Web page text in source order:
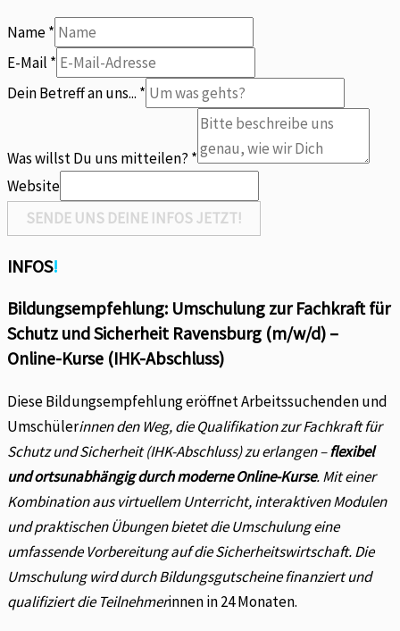
Name*
uns...
an
E-Mail *
Dein Betreff an uns... *
Was willst Du uns mitteilen? *
Website
SENDE UNS DEINE INFOS JETZT!
INFOS!
Bildungsempfehlung: Umschulung zur Fachkraft für
Schutz und Sicherheit Ravensburg (m/w/d) –
Online-Kurse (IHK-Abschluss)
Diese Bildungsempfehlung eröffnet Arbeitssuchenden und
Umschülerinnen den Weg, die Qualifikation zur Fachkraft für
Schutz und Sicherheit (IHK-Abschluss) zu erlangen –flexibel
und ortsunabhängig durch moderne Online-Kurse. Mit einer
Kombination aus virtuellem Unterricht, interaktiven Modulen
und praktischen Übungen bietet die Umschulung eine
umfassende Vorbereitung auf die Sicherheitswirtschaft. Die
Umschulung wird durch Bildungsgutscheine finanziert und
qualifiziert die Teilnehmerinnen in 24 Monaten.